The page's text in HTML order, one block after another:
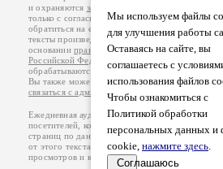
Мы используем файлы
для улучшения работы
Оставаясь на сайте, вы
соглашаетесь с
использования файлов
Чтобы ознакомиться с
Политикой обработки
персональных данных и
cookie, нажмите здесь.
Соглашаюсь
и охраняются законом
. Перепечатка
только с согласия его автора, к которому вы
обратиться на его авторской странице.
тексты произведений авторы несут
основанииправил публикациии
Российской Федерации
обрабатываются на основанииПолитики
Вы также можете посмотреть более
связаться с администрацией
Ежедневная аудитория портала Проза.ру –
посетителей, которые в общей сумме
страниц по данным счетчика посещаемости,
от этого текста. В каждой графе указано по
просмотров и количество посетителей.